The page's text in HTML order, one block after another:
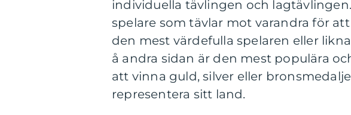
individuella tävlingen och
spelare som tävlar mot varandra för
den mest värdefulla spelaren eller
å andra sidan är den mest populära
att vinna guld, silver eller
representera sitt land.